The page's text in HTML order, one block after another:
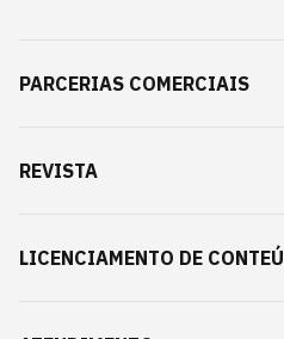
PARCERIAS COMERCIAIS
REVISTA
LICENCIAMENTO DE